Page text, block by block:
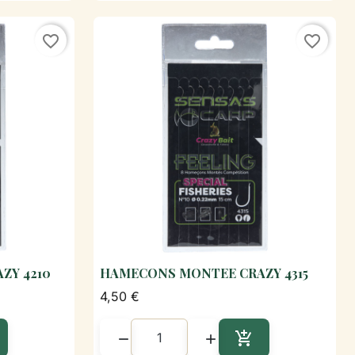
favorite_border
4210
favorite_border
HAMECONS MONTEE CRAZY 4315
4,50 €
  